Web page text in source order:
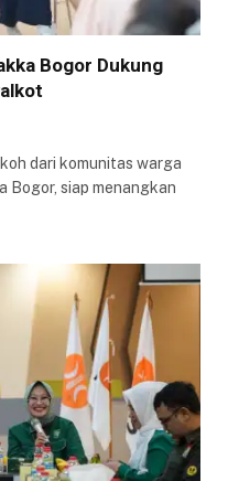
Bogor Dukung
dari komunitas warga
Bogor, siap menangkan